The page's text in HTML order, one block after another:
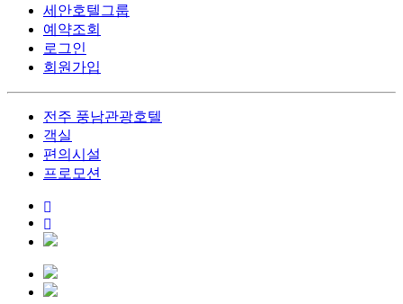
세안호텔그룹
예약조회
로그인
회원가입
전주 풍남관광호텔
객실
편의시설
프로모션